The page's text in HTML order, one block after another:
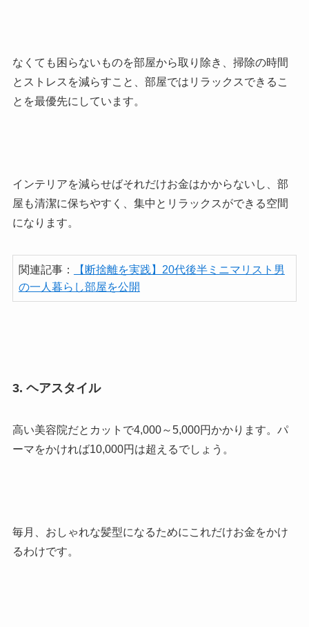
なくても困らないものを部屋から取り除き、掃除の時間
とストレスを減らすこと、部屋ではリラックスできるこ
とを最優先にしています。
インテリアを減らせばそれだけお金はかからないし、部
屋も清潔に保ちやすく、集中とリラックスができる空間
になります。
関連記事：
【断捨離を実践】20代後半ミニマリスト男
の一人暮らし部屋を公開
3. ヘアスタイル
高い美容院だとカットで4,000～5,000円かかります。パ
ーマをかければ10,000円は超えるでしょう。
毎月、おしゃれな髪型になるためにこれだけお金をかけ
るわけです。